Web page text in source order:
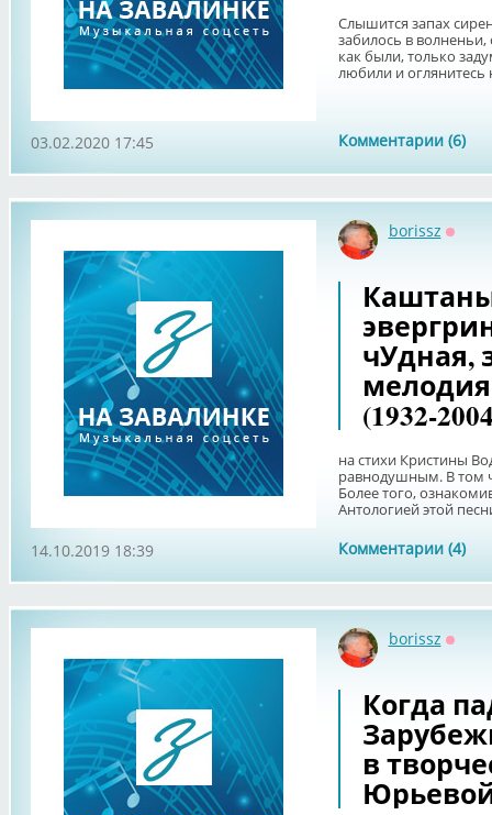
Слышится запах
забилось в волненьи,
как были, только
любили и оглянитесь
Комментарии (6)
03.02.2020 17:45
borissz
чУдная,
(1932-
на стихи Кристины
равнодушным. В том
Более того,
Антологией этой
Комментарии (4)
14.10.2019 18:39
borissz
Когда
в